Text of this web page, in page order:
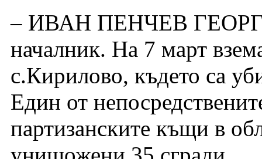
– ИВАН ПЕНЧЕВ
началник. На 7 март
с.Кирилово, където са
Един от
партизанските къщи в